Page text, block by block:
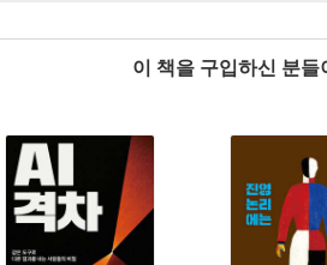
이 책을 구입하신 분